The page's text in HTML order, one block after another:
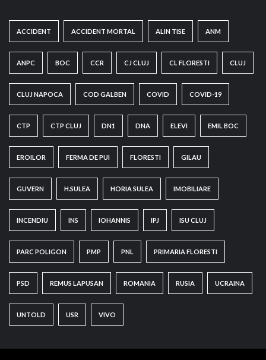
ACCIDENT ACCIDENT MORTAL ALIN TISE ANM
ANPC BOC CCR CJ CLUJ CL FLORESTI CLUJ
CLUJ NAPOCA COD GALBEN COVID COVID-19
CTP CTP CLUJ DN1 DNA ELEVI EMIL BOC
EROILOR FERMA DE PUI FLORESTI GILAU
GUVERN H.SULEA HORIA SULEA IMOBILIARE
INCENDIU INS IOHANNIS IPJ ISU CLUJ
PARC POLIGON PMP PNL PRIMARIA FLORESTI
PSD REMUS LAPUSAN ROMANIA RUSIA UCRAINA
UNTOLD USR VIVO